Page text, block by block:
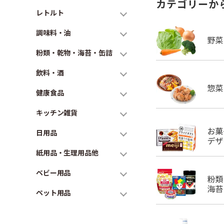
レトルト
調味料・油
粉類・乾物・海苔・缶詰
飲料・酒
健康食品
キッチン雑貨
日用品
紙用品・生理用品他
ベビー用品
ペット用品
カテゴリーか